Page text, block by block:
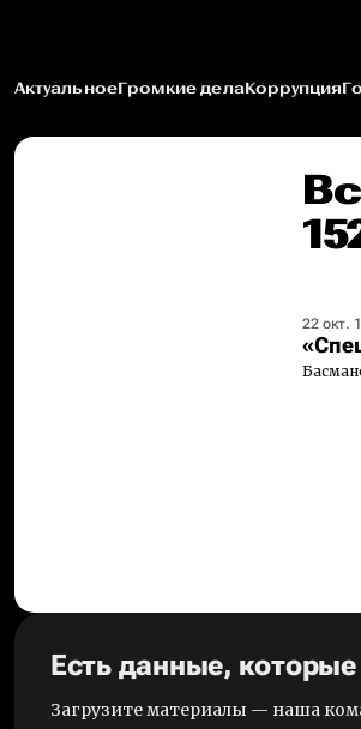
АктуальноеГромкие делаКоррупция
22 окт.
Есть данные,
Загрузите материалы — наша